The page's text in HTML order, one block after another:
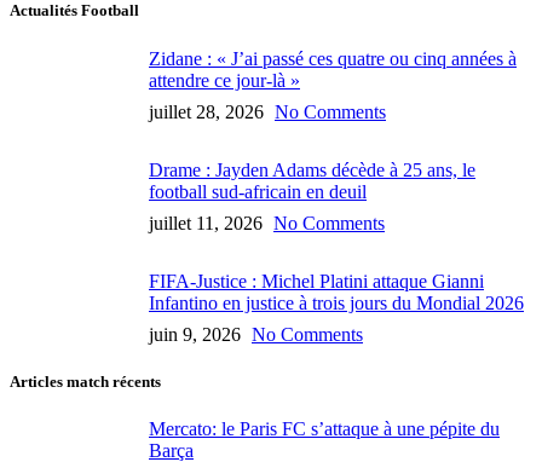
Actualités Football
Zidane : « J’ai passé ces quatre ou cinq années à
attendre ce jour-là »
juillet 28, 2026 No Comments
Drame : Jayden Adams décède à 25 ans, le
football sud-africain en deuil
juillet 11, 2026 No Comments
FIFA-Justice : Michel Platini attaque Gianni
Infantino en justice à trois jours du Mondial 2026
juin 9, 2026 No Comments
Articles match récents
Mercato: le Paris FC s’attaque à une pépite du
Barça